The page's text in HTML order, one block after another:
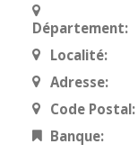
Département:
Localité:
Adresse:
Code Postal:
Banque: